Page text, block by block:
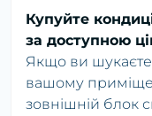
Купуйте
за доступною
Якщо ви
вашому
зовнішній блок